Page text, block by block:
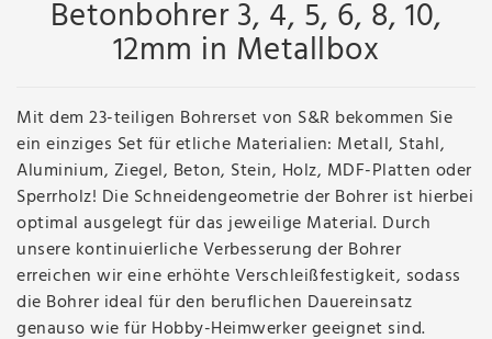
Betonbohrer 3, 4, 5, 6, 8, 10,
12mm in Metallbox
Mit dem 23-teiligen Bohrerset von S&R bekommen Sie
ein einziges Set für etliche Materialien: Metall, Stahl,
Aluminium, Ziegel, Beton, Stein, Holz, MDF-Platten oder
Sperrholz! Die Schneidengeometrie der Bohrer ist hierbei
optimal ausgelegt für das jeweilige Material. Durch
unsere kontinuierliche Verbesserung der Bohrer
erreichen wir eine erhöhte Verschleißfestigkeit, sodass
die Bohrer ideal für den beruflichen Dauereinsatz
genauso wie für Hobby-Heimwerker geeignet sind.